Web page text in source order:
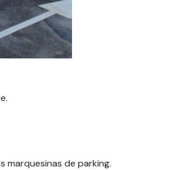
marquesinas de parking.